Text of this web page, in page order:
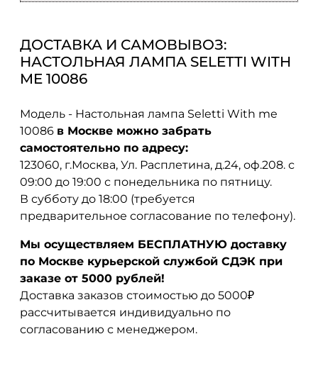
ДОСТАВКА И САМОВЫВОЗ:
НАСТОЛЬНАЯ ЛАМПА SELETTI WITH
ME 10086
Модель - Настольная лампа Seletti With me
10086 в Москве можно забрать
самостоятельно по адресу:
123060, г.Москва, Ул. Расплетина, д.24, оф.208. с
09:00 до 19:00 с понедельника по пятницу.
В субботу до 18:00 (требуется
предварительное согласование по телефону).
Мы осуществляем БЕСПЛАТНУЮ доставку
по Москве курьерской службой СДЭК при
заказе от 5000 рублей!
Доставка заказов стоимостью до 5000₽
рассчитывается индивидуально по
согласованию с менеджером.